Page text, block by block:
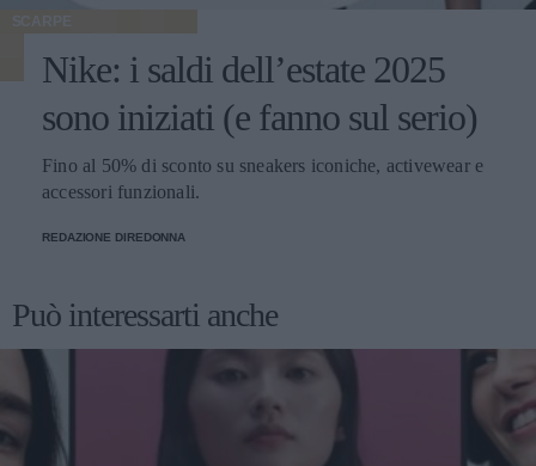
SCARPE
Nike: i saldi dell’estate 2025
sono iniziati (e fanno sul serio)
Fino al 50% di sconto su sneakers iconiche, activewear e
accessori funzionali.
REDAZIONE DIREDONNA
Può interessarti anche